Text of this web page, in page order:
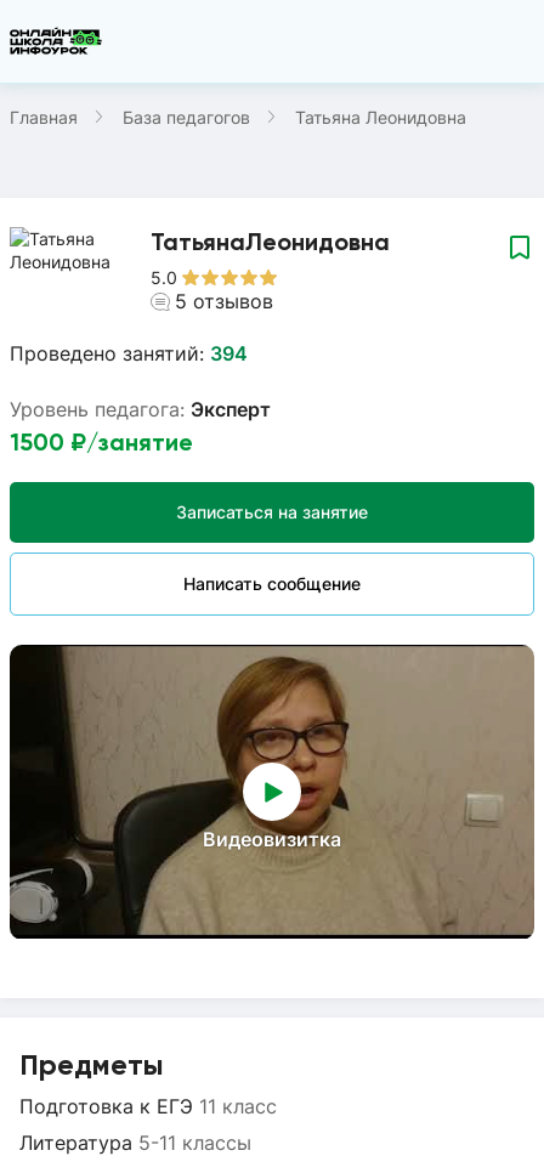
Главная База педагогов Татьяна Леонидовна
ТатьянаЛеонидовна
5.0
5 отзывов
Проведено занятий: 394
Видеовизитка
Уровень педагога: Эксперт
1500 ₽/занятие
Записаться на занятие
Написать сообщение
Предметы
Подготовка к ЕГЭ 11 класс
Литература 5-11 классы